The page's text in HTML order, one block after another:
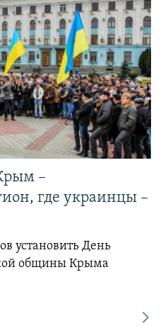
–
где украинцы –
установить День
общины Крыма